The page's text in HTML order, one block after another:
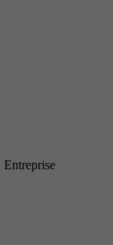
Entreprise